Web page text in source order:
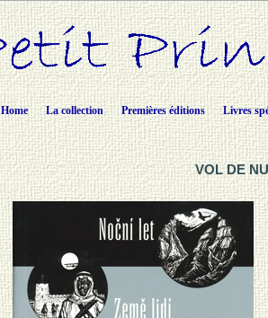
Home La collection Premières éditions Livres
VOL DE